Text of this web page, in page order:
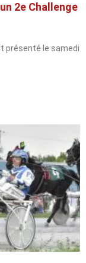
2e Challenge
présenté le samedi